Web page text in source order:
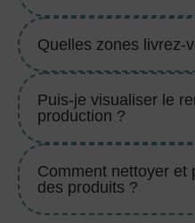
Quelles zones livrez-
Puis-je visualiser le
production ?
Comment nettoyer et
des produits ?